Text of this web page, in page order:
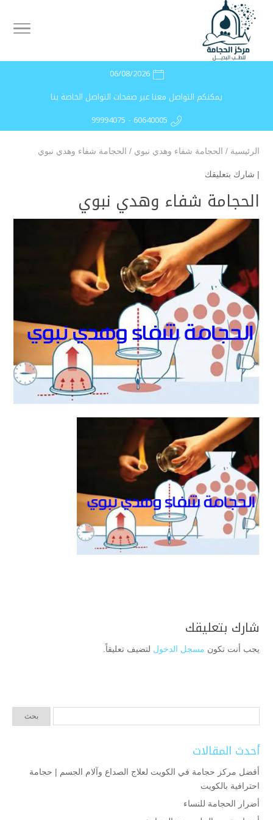
06/08/2026
يمكنكم التواصل معنا عبر صفحات التواصل الخاصة بنا
99994075 - 60640005
الرئيسية / الحجامة شفاء وهدي نبوي / الحجامة شفاء وهدي نبوي
| شارك بتعليقك
الحجامة شفاء وهدي نبوي
شارك بتعليقك
يجب أنت تكون مسجل الدخول لتضيف تعليقاً.
أحدث المقالات
أفضل مركز حجامة في الكويت لعلاج الصداع وآلام الجسم | حجامة
احترافية بالكويت
أضرار الحجامة للنساء